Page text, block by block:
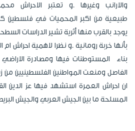
والارانب وغيرها .و تعتبر الاحراش
طبيعية من اكبر المحميات في فلسطين
يوجد بالقرب منها أثرية تشير الدراسات
بأنها خربة رومانية .و نظرا لاهمية احراش ام
بناء المستوطنات فيها ومصادرة الاراضي
الفاصل ومنعت المواطنين الفلسطينيين من
ان احراش العمرة استشهد فيها عز الدين
المسلحة ما بين الجيش العربي والجيش